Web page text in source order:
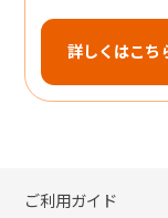
詳しくはこち
ご利用ガイド